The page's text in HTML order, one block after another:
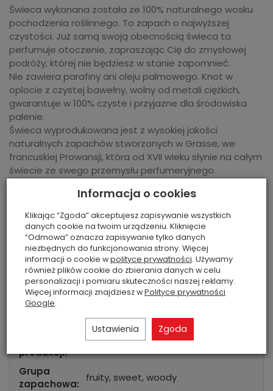
Świeca wykonana została ze 100% naturalnego wosku
pochodzenia roślinnego. To zapach o najwyższej
czystości. Już samą swoją obecnością świeca ta
perfumuje otoczenie, zapraszając Cię do zmysłowej
podróży, której nie będziesz w stanie zapomnieć.
Nie zawiera parafiny ani oleju palmowego. Knot w
oplocie z czystej bawełny, wolny od metali ciężkich,
gwarantuje w 100% czyste i przyjazne dla środowiska
palenie.
Świeca wyprodukowana jest z wysokiej jakości
naturalnych zapachów stworzonych w Grasse, we
francuskiej Prowansji, która od XVII wieku słynie na całym
świecie ze swego przemysłu perfumeryjnego.
Informacje o bezpieczeństwie produktu
Waga netto: 120g
Czas
palenia:
do 25 godzin
Nuta
Zapachowa:
bawełna, borówki, brzoskwinia, cukier,
fasola tonka, kokos, nuty drzewne,
zielone, orzechy laskowe, piżmo
produkcji:
Grupa
zapachowa:
fruity, sweet, woody
Informacja o cookies
Klikając “Zgoda” akceptujesz zapisywanie wszystkich
danych cookie na twoim urządzeniu. Kliknięcie
“Odmowa” oznacza zapisywanie tylko danych
niezbędnych do funkcjonowania strony. Więcej
informacji o cookie wpolityce prywatności. Używamy
również plików cookie do zbierania danych w celu
personalizacji i pomiaru skuteczności naszej reklamy.
Więcej informacji znajdziesz wPolityce prywatności
Google.
Ustawienia Zgoda